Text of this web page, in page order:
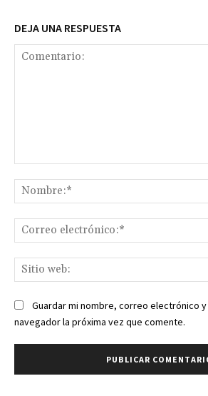
DEJA UNA RESPUESTA
Guardar mi nombre, correo electrónico
navegador la próxima vez que comente.